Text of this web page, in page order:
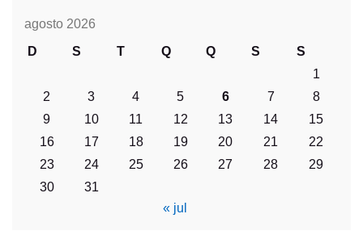
agosto 2026
D
S T Q Q S
S
1
2
3 4 5 6 7
8
9
10 11 12 13 14
15
16
17 18 19 20 21
22
23
24 25 26 27 28
29
30
31
« jul